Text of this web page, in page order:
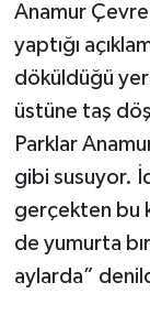
Anamur
yaptığı
döküldüğü
üstüne taş
Parklar
gibi susuyor.
gerçekten bu
de yumurta
aylarda”